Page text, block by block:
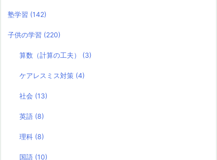
塾学習 (142)
子供の学習 (220)
算数（計算の工夫） (3)
ケアレスミス対策 (4)
社会 (13)
英語 (8)
理科 (8)
国語 (10)